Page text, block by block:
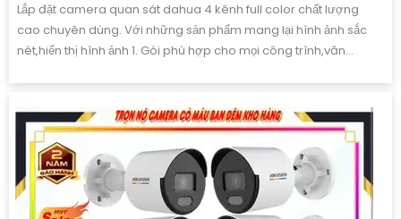
Lắp đặt camera quan sát dahua 4 kênh full color chất lượng
cao chuyên dùng. Với những sản phẩm mang lại hình ảnh sắc
nét,hiển thị hình ảnh 1. Gói phù hợp cho mọi công trình,văn...